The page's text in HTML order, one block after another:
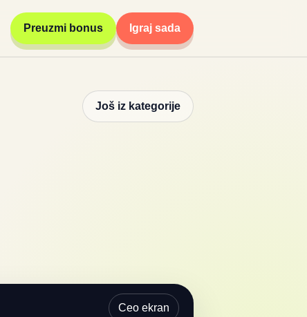
Preuzmi bonus Igraj sada
Još iz kategorije
Ceo ekran